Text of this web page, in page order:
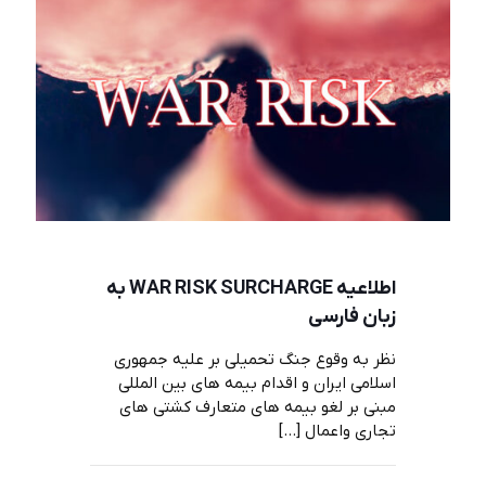
اطلاعیه WAR RISK SURCHARGE به
زبان فارسی
نظر به وقوع جنگ تحمیلی بر علیه جمهوری
اسلامی ایران و اقدام بیمه های بین المللی
مبنی بر لغو بیمه های متعارف کشتی های
تجاری واعمال […]